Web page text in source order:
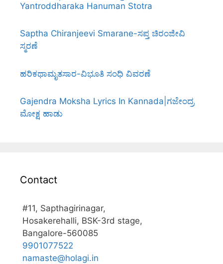
Yantroddharaka Hanuman Stotra
Saptha Chiranjeevi Smarane-ಸಪ್ತ ಚಿರಂಜೀವಿ
ಸ್ಮರಣೆ
ಹರಿಕಥಾಮೃತಸಾರ-ವಿಭೂತಿ ಸಂಧಿ ವಿವರಣೆ
Gajendra Moksha Lyrics In Kannada|ಗಜೇಂದ್ರ
ಮೋಕ್ಷ ಹಾಡು
Contact
#11, Sapthagirinagar,
Hosakerehalli, BSK-3rd stage,
Bangalore-560085
9901077522
namaste@holagi.in